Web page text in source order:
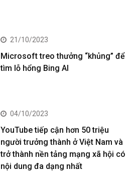
21/10/2023
Microsoft treo thưởng “khủng” để
tìm lỗ hổng Bing AI
04/10/2023
YouTube tiếp cận hơn 50 triệu
người trưởng thành ở Việt Nam và
trở thành nền tảng mạng xã hội có
nội dung đa dạng nhất